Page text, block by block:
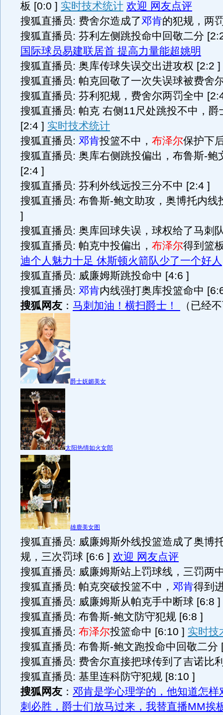
板 [0:0 ] 实时技术统计 欢迎 网友点评
搜狐直播员: 费舍尔造成了邓肯的犯规，两
搜狐直播员: 芬利左侧跳投命中回敬二分
国际球员易建联居首 提高力量能超姚明
搜狐直播员: 奥库传球失误交出进攻权 [2:2 ]
搜狐直播员: 帕克回敬了一次失误球被费舍
搜狐直播员: 芬利犯规，费舍尔两罚全中
搜狐直播员: 帕克 右侧11尺处跳投不中，爵
[2:4 ] 实时技术统计
搜狐直播员: 邓肯投篮不中， 布泽尔保护下
搜狐直播员: 奥库右侧跳投偏出，布鲁斯-鲍
[2:4 ]
搜狐直播员: 芬利外线远投三分不中 [2:4 ]
搜狐直播员: 布鲁斯-鲍文助攻，奥博托内线
]
搜狐直播员: 奥库回球失误，球权给了马刺
搜狐直播员: 帕克中投偏出， 布泽尔得到篮
迪个人魅力十足 休斯顿火箭队少了一个好人
搜狐直播员: 威廉姆斯跳投命中 [4:6 ]
搜狐直播员: 邓肯内线强打奥库投篮命中
搜狐网友 ： 马刺加油！横扫爵士！ （已经
爵士妩媚美女
太阳热情如火女郎
雄鹿美女图
搜狐直播员: 威廉姆斯外线投篮造成了奥博
规，三次罚球 [6:6 ] 欢迎 网友点评
搜狐直播员: 威廉姆斯站上罚球线，三罚两
搜狐直播员: 帕克突破投篮不中， 邓肯得到
搜狐直播员: 威廉姆斯从帕克手中断球 [6:8 ]
搜狐直播员: 布鲁斯-鲍文防守犯规 [6:8 ]
搜狐直播员: 布泽尔投篮命中 [6:10 ] 实时技
搜狐直播员: 布鲁斯-鲍文跑投命中回敬二分
搜狐直播员: 费舍尔直接把球传到了吉诺比
搜狐直播员: 基里连科防守犯规 [8:10 ]
搜狐网友 ： 邓肯是学心理学的，他知道怎样
刺必胜，爵士们放马过来，我替直播MM挨